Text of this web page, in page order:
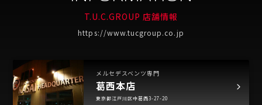
T.U.C.GROUP 店舗情報
https://www.tucgroup.co.jp
メルセデスベンツ専門
葛西本店
東京都江戸川区中葛西3-27-20